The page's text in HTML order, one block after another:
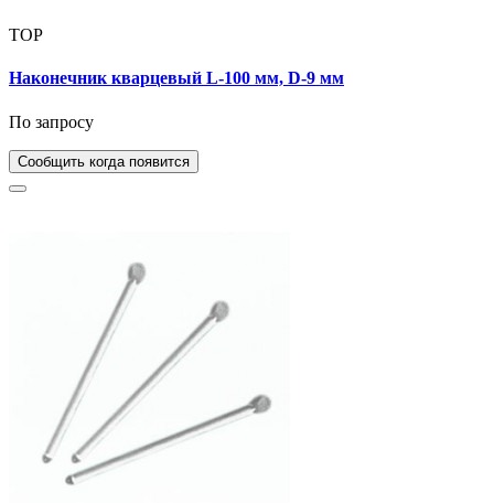
TOP
Наконечник кварцевый L-100 мм, D-9 мм
По запросу
Сообщить когда появится